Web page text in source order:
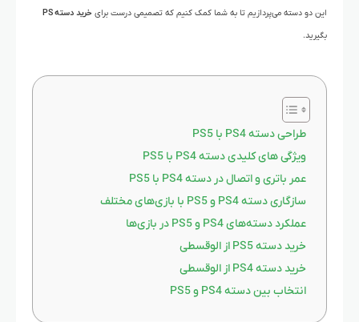
این دو دسته می‌پردازیم تا به شما کمک کنیم که تصمیمی درست برای خرید دسته PS
بگیرید.
طراحی دسته PS4 با PS5
ویژگی‌ های کلیدی دسته PS4 با PS5
عمر باتری و اتصال در دسته PS4 با PS5
سازگاری دسته‌ PS4 و PS5 با بازی‌های مختلف
عملکرد دسته‌های PS4 و PS5 در بازی‌ها
خرید دسته PS5 از الوقسطی
خرید دسته PS4 از الوقسطی
انتخاب بین دسته PS4 و PS5